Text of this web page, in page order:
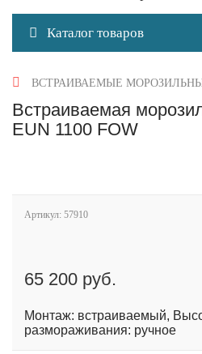
Каталог товаров
ВСТРАИВАЕМЫЕ
Встраиваемая
EUN 1100 FOW
Артикул: 57910
65 200 руб.
Монтаж: встраиваемый,
размораживания: ручное